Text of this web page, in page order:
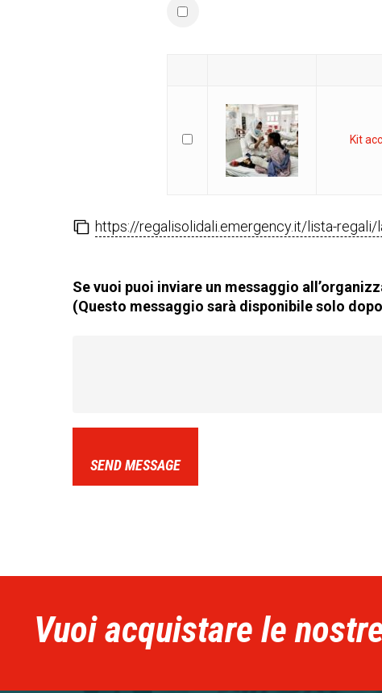
Kit
https://regalisolidali.emergency.it/lista-regali/
Se vuoi puoi inviare un messaggio
(Questo messaggio sarà disponibile solo
SEND MESSAGE
Vuoi acquistare le